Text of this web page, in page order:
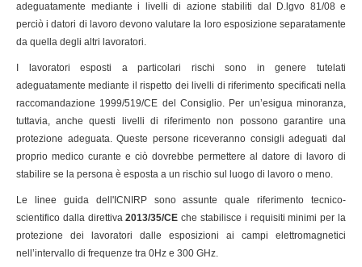
adeguatamente mediante i livelli di azione stabiliti dal D.lgvo 81/08 e
perciò i datori di lavoro devono valutare la loro esposizione separatamente
da quella degli altri lavoratori.
I lavoratori esposti a particolari rischi sono in genere tutelati
adeguatamente mediante il rispetto dei livelli di riferimento specificati nella
raccomandazione 1999/519/CE del Consiglio. Per un’esigua minoranza,
tuttavia, anche questi livelli di riferimento non possono garantire una
protezione adeguata. Queste persone riceveranno consigli adeguati dal
proprio medico curante e ciò dovrebbe permettere al datore di lavoro di
stabilire se la persona è esposta a un rischio sul luogo di lavoro o meno.
Le linee guida dell'ICNIRP sono assunte quale riferimento tecnico-
scientifico dalla direttiva2013/35/CE che stabilisce i requisiti minimi per la
protezione dei lavoratori dalle esposizioni ai campi elettromagnetici
nell’intervallo di frequenze tra 0Hz e 300 GHz.